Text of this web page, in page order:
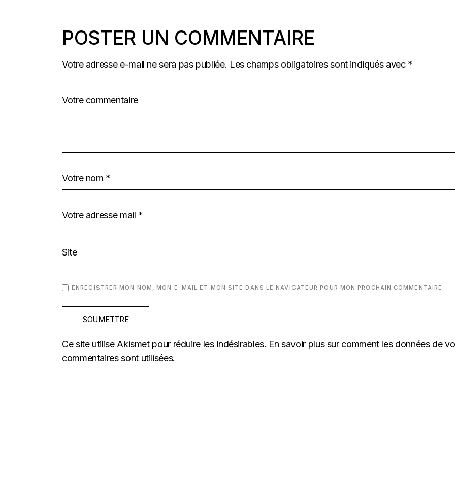
POSTER UN COMMENTAIRE
Votre adresse e-mail ne sera pas publiée. Les champs obligatoires sont indiqués avec *
ENREGISTRER MON NOM, MON E-MAIL ET MON SITE DANS LE NAVIGATEUR POUR MON PROCHAIN COMMENTAIRE.
SOUMETTRE
Ce site utilise Akismet pour réduire les indésirables. En savoir plus sur comment les données de
commentaires sont utilisées.